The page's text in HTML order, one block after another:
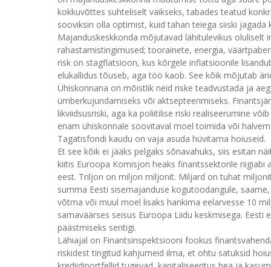
kokkuvõttes suhteliselt väikseks, tabades teatud
sooviksin olla optimist, kuid tahan teiega siiski
Majanduskeskkonda mõjutavad lähitulevikus
rahastamistingimused; toorainete, energia,
risk on stagflatsioon, kus kõrgele inflatsioonile
elukallidus tõuseb, aga töö kaob. See kõik mõjutab
Ühiskonnana on mõistlik neid riske teadvustada ja
ümberkujundamiseks või aktsepteerimiseks.
likviidsusriski, aga ka poliitilise riski realiseerumine
enam ühiskonnale soovitaval moel toimida või
Tagatisfondi kaudu on vaja asuda hüvitama hoiuseid.
Et see kõik ei jääks pelgaks sõnavahuks, siis esitan
kiitis Euroopa Komisjon heaks finantssektorile
eest. Triljon on miljon miljonit. Miljard on tuhat
summa Eesti sisemajanduse kogutoodangule,
võtma või muul moel lisaks hankima eelarvesse 10
samaväärses seisus Euroopa Liidu keskmisega.
päästmiseks sentigi.
Lähiajal on Finantsinspektsiooni fookus
riskidest tingitud kahjumeid ilma, et ohtu satuksid